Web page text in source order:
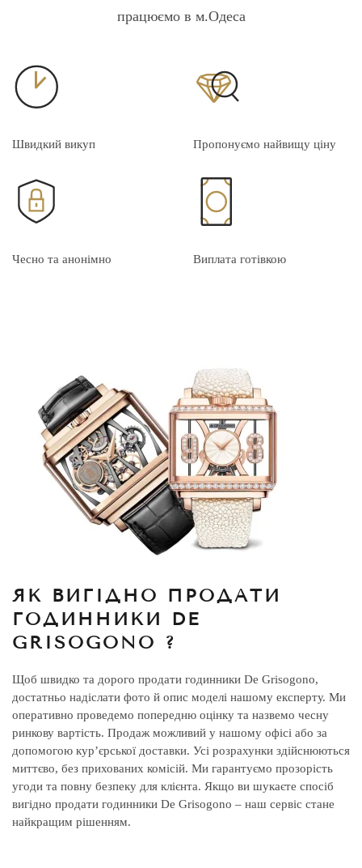
працюємо в м.Одеса
Швидкий викуп Пропонуємо найвищу ціну
Чесно та анонімно Виплата готівкою
ЯК ВИГІДНО ПРОДАТИ
ГОДИННИКИ DE
GRISOGONO ?
Щоб швидко та дорого продати годинники De Grisogono,
достатньо надіслати фото й опис моделі нашому експерту. Ми
оперативно проведемо попередню оцінку та назвемо чесну
ринкову вартість. Продаж можливий у нашому офісі або за
допомогою кур’єрської доставки. Усі розрахунки здійснюються
миттєво, без прихованих комісій. Ми гарантуємо прозорість
угоди та повну безпеку для клієнта. Якщо ви шукаєте спосіб
вигідно продати годинники De Grisogono – наш сервіс стане
найкращим рішенням.